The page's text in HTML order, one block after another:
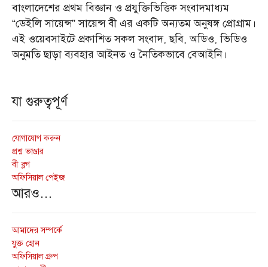
বাংলাদেশের প্রথম বিজ্ঞান ও প্রযুক্তিভিত্তিক সংবাদমাধ্যম
“ডেইলি সায়েন্স” সায়েন্স বী এর একটি অন্যতম অনুষঙ্গ প্রোগ্রাম।
এই ওয়েবসাইটে প্রকাশিত সকল সংবাদ, ছবি, অডিও, ভিডিও
অনুমতি ছাড়া ব্যবহার আইনত ও নৈতিকভাবে বেআইনি।
যা গুরুত্বপূর্ণ
যোগাযোগ করুন
প্রশ্ন ভাণ্ডার
বী ব্লগ
অফিসিয়াল পেইজ
আরও…
আমাদের সম্পর্কে
যুক্ত হোন
অফিসিয়াল গ্রুপ